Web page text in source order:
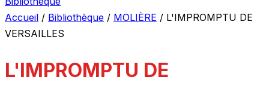
Accueil / Bibliothèque / MOLIÈRE / L'IMPROMPTU DE
VERSAILLES
L'IMPROMPTU DE